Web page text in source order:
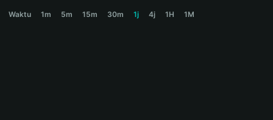
Español (Argentina)
Waktu 1m 5m 15m 30m 1j 4j 1H 1M